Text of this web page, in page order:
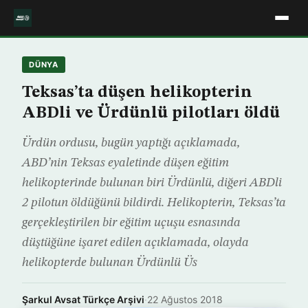
DÜNYA
Teksas’ta düşen helikopterin
ABDli ve Ürdünlü pilotları öldü
Ürdün ordusu, bugün yaptığı açıklamada,
ABD’nin Teksas eyaletinde düşen eğitim
helikopterinde bulunan biri Ürdünlü, diğeri ABDli
2 pilotun öldüğünü bildirdi. Helikopterin, Teksas’ta
gerçekleştirilen bir eğitim uçuşu esnasında
düştüğüne işaret edilen açıklamada, olayda
helikopterde bulunan Ürdünlü Üs
Şarkul Avsat Türkçe Arşivi·22 Ağustos 2018